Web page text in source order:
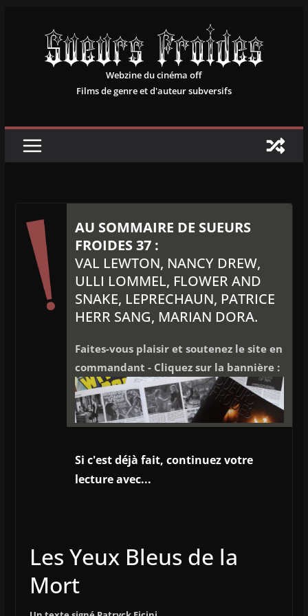
contenu
Webzine du cinéma off
Films de genre et d'auteur subversifs
AU SOMMAIRE DE SUEURS
FROIDES 37 :
VAL LEWTON, NANCY DREW,
ULLI LOMMEL, FLOWER AND
SNAKE, LEPRECHAUN, PATRICE
HERR SANG, MARIAN DORA.
Faites-vous plaisir et soutenez le site en
commandant - Cliquez sur la bannière :
Si c'est déjà fait, continuez votre
lecture avec...
Les Yeux Bleus de la
Mort